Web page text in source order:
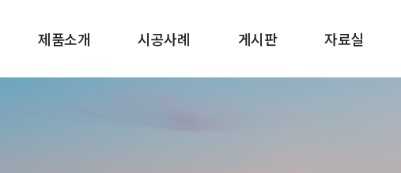
제품소개 시공사례 게시판 자료실